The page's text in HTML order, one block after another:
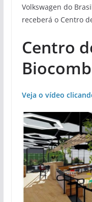
Volkswagen do
receberá o Centro
Centro
Veja o vídeo